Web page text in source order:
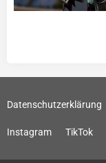
Datenschutzerklärung
Instagram TikTok